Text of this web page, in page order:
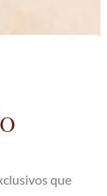
que